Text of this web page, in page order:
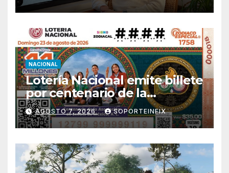
NACIONAL
Lotería Nacional emite billete
por centenario de la
Asociación de Scouts en
México
AGOSTO 7, 2026 SOPORTEINFIX